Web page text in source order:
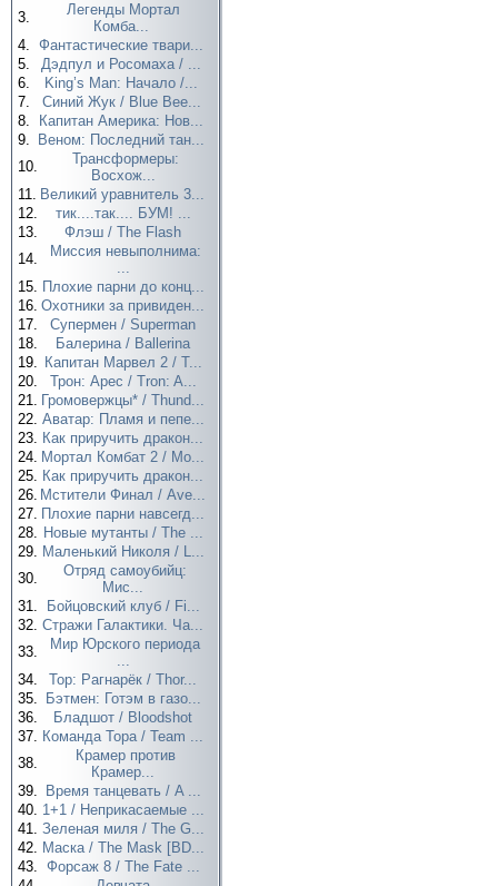
3.
Легенды Мортал
Комба...
4. Фантастические твари...
5.
Дэдпул и Росомаха / ...
6.
King’s Man: Начало /...
7.
Синий Жук / Blue Bee...
8.
Капитан Америка: Нов...
9.
Веном: Последний тан...
10.
Трансформеры:
Восхож...
11. Великий уравнитель 3...
12.
тик....так.... БУМ! ...
13.
Флэш / The Flash
14.
Миссия невыполнима:
...
15. Плохие парни до конц...
16. Охотники за привиден...
17.
Супермен / Superman
18.
Балерина / Ballerina
19. Капитан Марвел 2 / T...
20.
Трон: Арес / Tron: A...
21. Громовержцы* / Thund...
22. Аватар: Пламя и пепе...
23. Как приручить дракон...
24. Мортал Комбат 2 / Mo...
25. Как приручить дракон...
26. Мстители Финал / Ave...
27. Плохие парни навсегд...
28. Новые мутанты / The ...
29. Маленький Николя / L...
30.
Отряд самоубийц:
Мис...
31.
Бойцовский клуб / Fi...
32. Стражи Галактики. Ча...
33.
Мир Юрского периода
...
34.
Тор: Рагнарёк / Thor...
35.
Бэтмен: Готэм в газо...
36.
Бладшот / Bloodshot
37. Команда Тора / Team ...
38.
Крамер против
Крамер...
39.
Время танцевать / A ...
40. 1+1 / Неприкасаемые ...
41. Зеленая миля / The G...
42. Маска / The Mask [BD...
43. Форсаж 8 / The Fate ...